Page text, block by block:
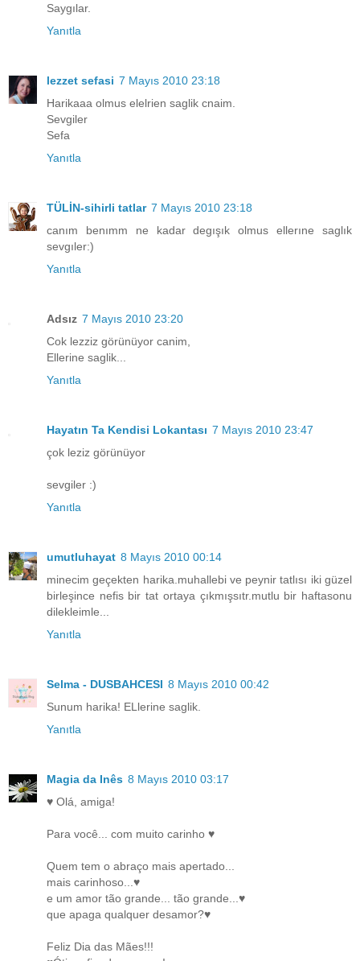
Saygılar.
Yanıtla
lezzet sefasi 7 Mayıs 2010 23:18
Harikaaa olmus elelrien saglik cnaim.
Sevgiler
Sefa
Yanıtla
TÜLİN-sihirli tatlar 7 Mayıs 2010 23:18
canım benımm ne kadar degışık olmus ellerıne saglık
sevgıler:)
Yanıtla
Adsız 7 Mayıs 2010 23:20
Cok lezziz görünüyor canim,
Ellerine saglik...
Yanıtla
Hayatın Ta Kendisi Lokantası 7 Mayıs 2010 23:47
çok leziz görünüyor
sevgiler :)
Yanıtla
umutluhayat 8 Mayıs 2010 00:14
minecim geçekten harika.muhallebi ve peynir tatlısı iki güzel
birleşince nefis bir tat ortaya çıkmışsıtr.mutlu bir haftasonu
dilekleimle...
Yanıtla
Selma - DUSBAHCESI 8 Mayıs 2010 00:42
Sunum harika! ELlerine saglik.
Yanıtla
Magia da Inês 8 Mayıs 2010 03:17
♥ Olá, amiga!
Para você... com muito carinho ♥
Quem tem o abraço mais apertado...
mais carinhoso...♥
e um amor tão grande... tão grande...♥
que apaga qualquer desamor?♥
Feliz Dia das Mães!!!